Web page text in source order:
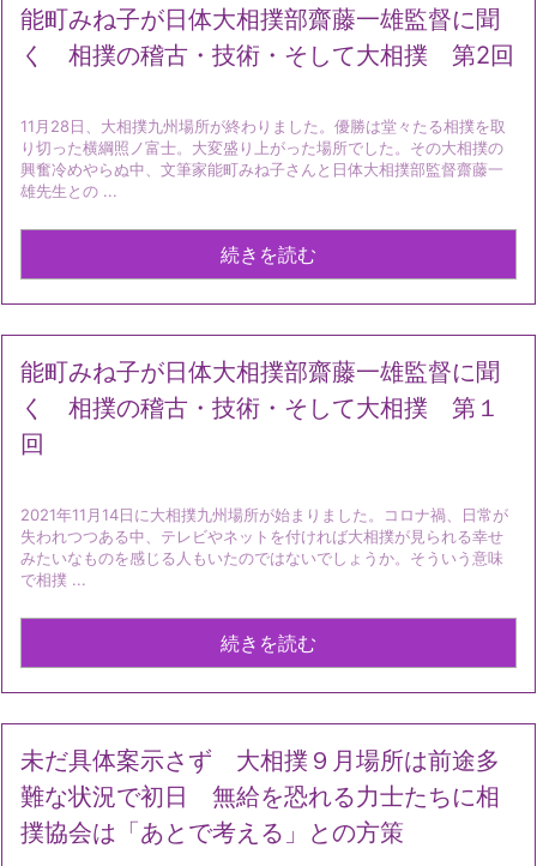
能町みね子が日体大相撲部齋藤一雄監督に聞
く 相撲の稽古・技術・そして大相撲 第2回
11月28日、大相撲九州場所が終わりました。優勝は堂々たる相撲を取
り切った横綱照ノ富士。大変盛り上がった場所でした。その大相撲の
興奮冷めやらぬ中、文筆家能町みね子さんと日体大相撲部監督齋藤一
雄先生との ...
続きを読む
能町みね子が日体大相撲部齋藤一雄監督に聞
く 相撲の稽古・技術・そして大相撲 第１
回
2021年11月14日に大相撲九州場所が始まりました。コロナ禍、日常が
失われつつある中、テレビやネットを付ければ大相撲が見られる幸せ
みたいなものを感じる人もいたのではないでしょうか。そういう意味
で相撲 ...
続きを読む
未だ具体案示さず 大相撲９月場所は前途多
難な状況で初日 無給を恐れる力士たちに相
撲協会は「あとで考える」との方策